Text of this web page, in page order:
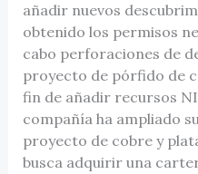
añadir nuevos
obtenido los permisos
cabo perforaciones de
proyecto de pórfido de
fin de añadir recursos
compañía ha ampliado
proyecto de cobre y
busca adquirir una